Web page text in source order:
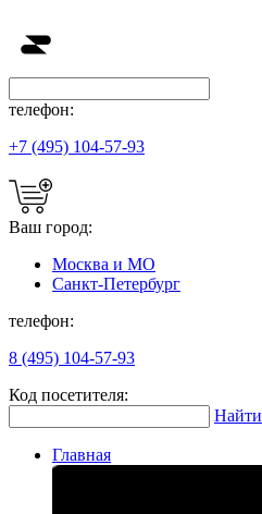
телефон:
+7 (495) 104-57-93
Ваш город:
Москва и МО
Санкт-Петербург
телефон:
8 (495) 104-57-93
Код посетителя:
Найти
Главная